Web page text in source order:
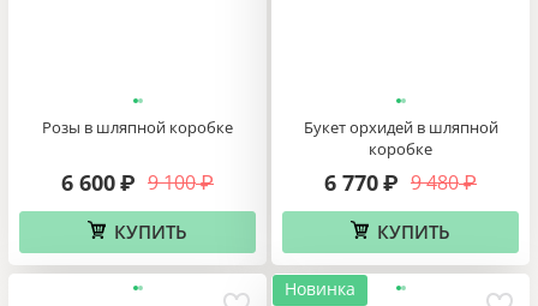
Розы в шляпной коробке
9 100 ₽
6 600₽
КУПИТЬ
Букет орхидей в шляпной
коробке
9 480 ₽
6 770₽
КУПИТЬ
Новинка